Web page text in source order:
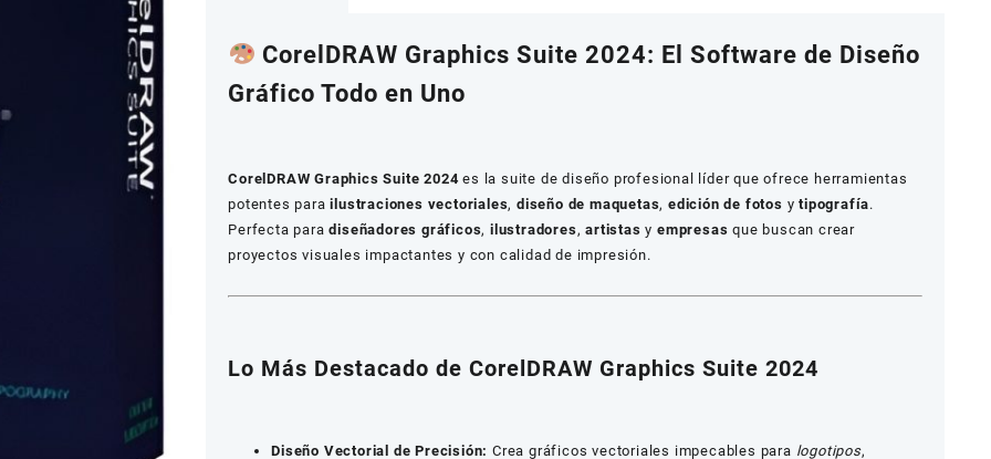
De
vida)
CorelDRAW Graphics Suite 2024: El Software de Diseño
Gráfico Todo en Uno
CorelDRAW Graphics Suite 2024es la suite de diseño profesional líder que ofrece herramientas
potentes parailustraciones vectoriales,diseño de maquetas,edición de fotos ytipografía.
Perfecta paradiseñadores gráficos,ilustradores,artistas yempresas que buscan crear
proyectos visuales impactantes y con calidad de impresión.
Lo Más Destacado de CorelDRAW Graphics Suite 2024
Diseño Vectorial de Precisión: Crea gráficos vectoriales impecables para logotipos,